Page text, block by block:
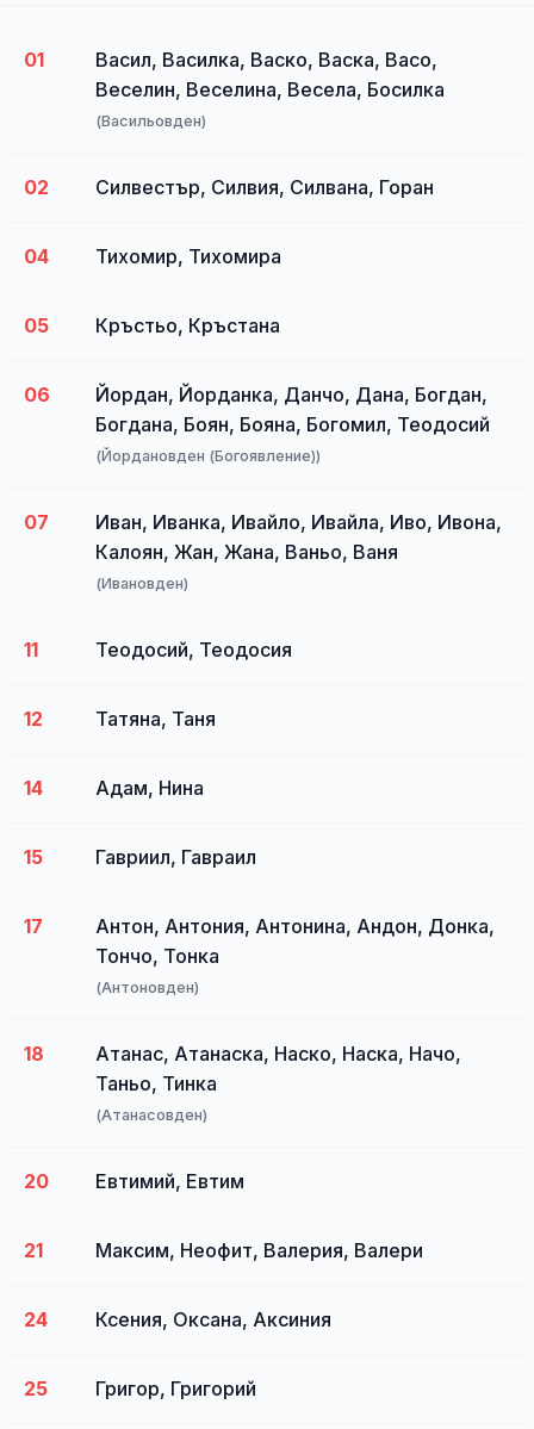
01
Васил, Василка, Васко, Васка, Васо,
Веселин, Веселина, Весела, Босилка
(Васильовден)
02 Силвестър, Силвия, Силвана, Горан
04 Тихомир, Тихомира
05 Кръстьо, Кръстана
06
Йордан, Йорданка, Данчо, Дана, Богдан,
Богдана, Боян, Бояна, Богомил, Теодосий
(Йордановден (Богоявление))
07
Иван, Иванка, Ивайло, Ивайла, Иво, Ивона,
Калоян, Жан, Жана, Ваньо, Ваня
(Ивановден)
11 Теодосий, Теодосия
12 Татяна, Таня
14 Адам, Нина
15 Гавриил, Гавраил
17
Антон, Антония, Антонина, Андон, Донка,
Тончо, Тонка
(Антоновден)
18
Атанас, Атанаска, Наско, Наска, Начо,
Таньо, Тинка
(Атанасовден)
20 Евтимий, Евтим
21 Максим, Неофит, Валерия, Валери
24 Ксения, Оксана, Аксиния
25 Григор, Григорий